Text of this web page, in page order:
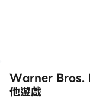
Warner Bros.
他遊戲